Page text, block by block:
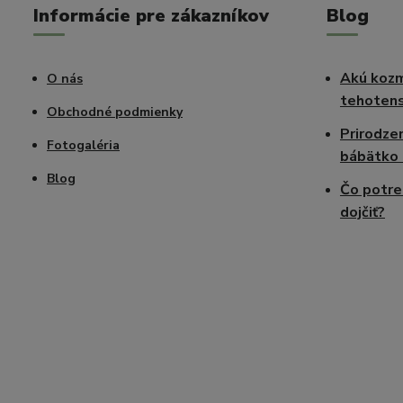
Informácie pre zákazníkov
O nás
Obchodné podmienky
Fotogaléria
Blog
Blog
Akú
bábätko
Čo
dojčiť?